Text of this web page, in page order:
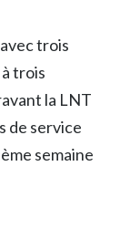
trois
trois
la LNT
de service
semaine